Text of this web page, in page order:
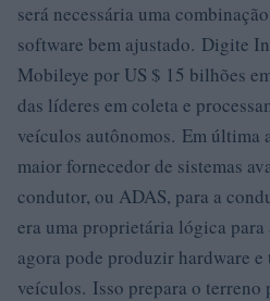
será necessária uma
software bem ajustado. Digite
Mobileye por US $ 15 bilhões
das líderes em coleta e
veículos autônomos. Em última
maior fornecedor de sistemas
condutor, ou ADAS, para a
era uma proprietária lógica
agora pode produzir hardware
veículos. Isso prepara o terreno